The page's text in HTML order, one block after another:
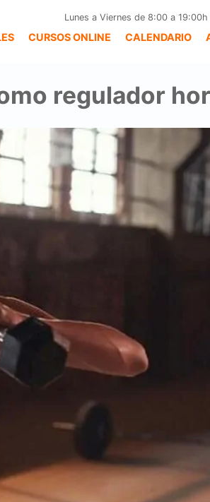
Lunes a Viernes de 8:00 a 19:00h
CURSOS ONLINE CALENDARIO
regulador